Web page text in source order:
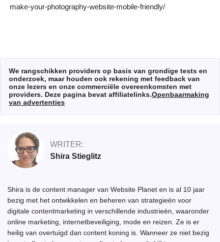
make-your-photography-website-mobile-friendly/
We rangschikken providers op basis van grondige tests en
onderzoek, maar houden ook rekening met feedback van
onze lezers en onze commerciële overeenkomsten met
providers. Deze pagina bevat affiliatelinks.Openbaarmaking
van advertenties
WRITER:
Shira Stieglitz
Shira is de content manager van Website Planet en is al 10 jaar
bezig met het ontwikkelen en beheren van strategieën voor
digitale contentmarketing in verschillende industrieën, waaronder
online marketing, internetbeveiliging, mode en reizen. Ze is er
heilig van overtuigd dan content koning is. Wanneer ze niet bezig